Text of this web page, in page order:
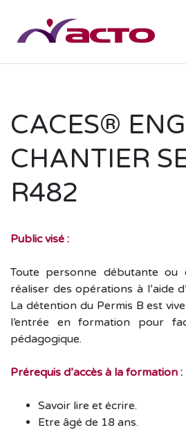
CACES®
CHANTIER
R482
Public visé :
Toute personne débutante ou
réaliser des opérations à l’aide
La détention du Permis B est
l’entrée en formation pour
pédagogique.
Prérequis d’accès à la formation :
Savoir lire et écrire.
Etre âgé de 18 ans.